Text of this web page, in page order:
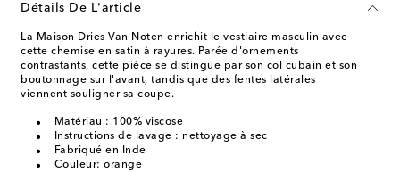
Détails De L'article
La Maison Dries Van Noten enrichit le vestiaire masculin avec
cette chemise en satin à rayures. Parée d'ornements
contrastants, cette pièce se distingue par son col cubain et son
boutonnage sur l'avant, tandis que des fentes latérales
viennent souligner sa coupe.
Matériau : 100% viscose
Instructions de lavage : nettoyage à sec
Fabriqué en Inde
Couleur: orange